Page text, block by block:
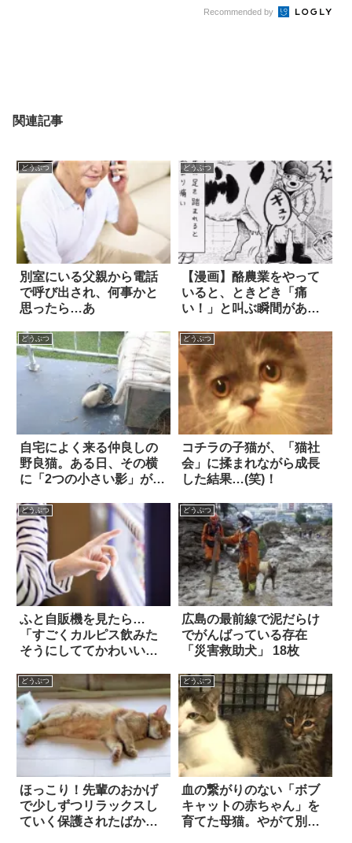
Recommended by
関連記事
どうぶつ
別室にいる父親から電話
で呼び出され、何事かと
思ったら…あ
どうぶつ
【漫画】酪農業をやって
いると、ときどき「痛
い！」と叫ぶ瞬間がある
どうぶつ
自宅によく来る仲良しの
野良猫。ある日、その横
に「2つの小さい影」が見
どうぶつ
コチラの子猫が、「猫社
会」に揉まれながら成長
した結果…(笑)！
どうぶつ
ふと自販機を見たら…
「すごくカルピス飲みた
そうにしててかわいい」
どうぶつ
広島の最前線で泥だらけ
でがんばっている存在
「災害救助犬」 18枚
どうぶつ
ほっこり！先輩のおかげ
で少しずつリラックスし
ていく保護されたばかり
どうぶつ
血の繋がりのない「ボブ
キャットの赤ちゃん」を
育てた母猫。やがて別れ